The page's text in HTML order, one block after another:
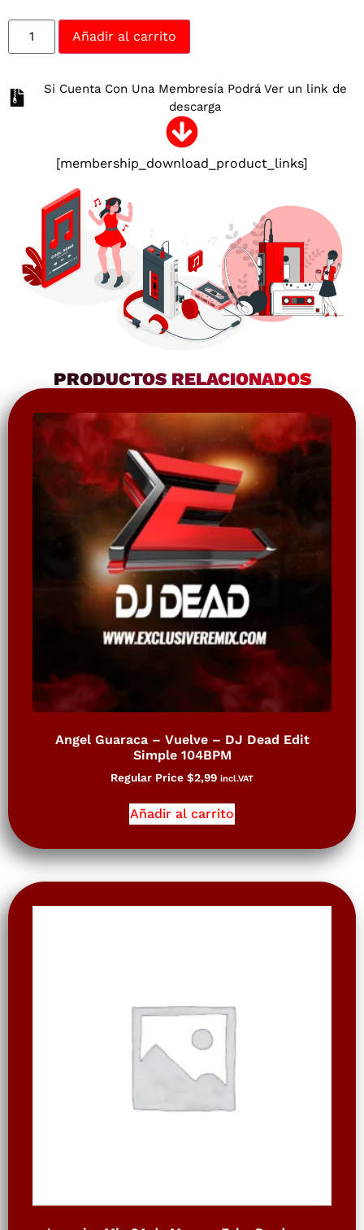
Añadir al carrito
Si Cuenta Con Una Membresía Podrá Ver un link de
descarga
[membership_download_product_links]
PRODUCTOS RELACIONADOS
Angel Guaraca – Vuelve – DJ Dead Edit
Simple 104BPM
Regular Price $2,99 incl.VAT
Añadir al carrito